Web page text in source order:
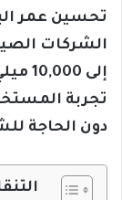
تحسين عمر
الشركات
إلى
تجربة
دون الحاجة